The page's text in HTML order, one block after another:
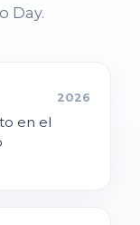
Day.
2026
en el